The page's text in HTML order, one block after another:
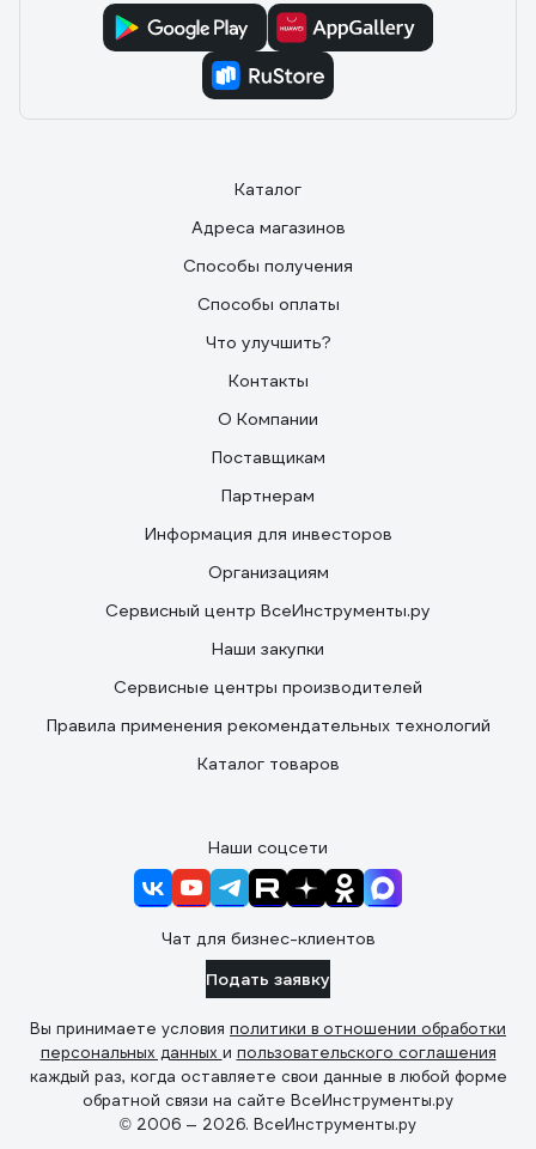
Каталог
Адреса магазинов
Способы получения
Способы оплаты
Что улучшить?
Контакты
О Компании
Поставщикам
Партнерам
Информация для инвесторов
Организациям
Сервисный центр ВсеИнструменты.ру
Наши закупки
Сервисные центры производителей
Правила применения рекомендательных технологий
Каталог товаров
Наши соцсети
Чат для бизнес-клиентов
Подать заявку
Вы принимаете условия политики в отношении обработки
персональных данных и пользовательского соглашения
каждый раз, когда оставляете свои данные в любой форме
обратной связи на сайте ВсеИнструменты.ру
© 2006 — 2026. ВсеИнструменты.ру